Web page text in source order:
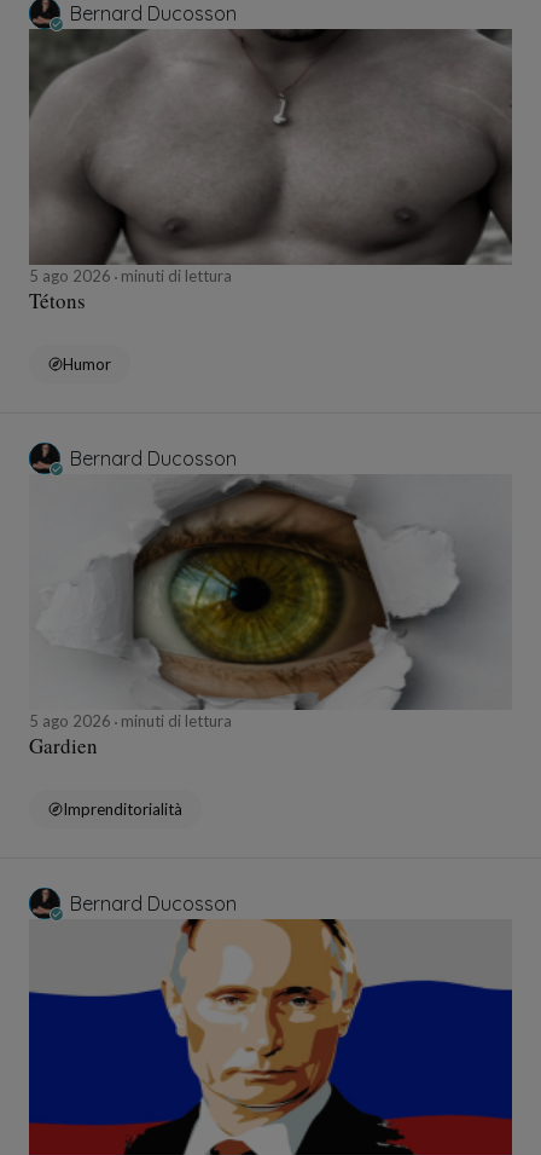
Bernard Ducosson
5 ago 2026 minuti di lettura
Tétons
Humor
Bernard Ducosson
5 ago 2026 minuti di lettura
Gardien
Imprenditorialità
Bernard Ducosson